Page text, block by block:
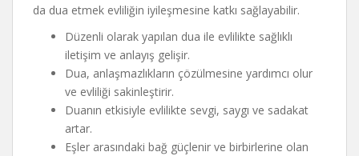
da dua etmek evliliğin iyileşmesine katkı sağlayabilir.
Düzenli olarak yapılan dua ile evlilikte sağlıklı
iletişim ve anlayış gelişir.
Dua, anlaşmazlıkların çözülmesine yardımcı olur
ve evliliği sakinleştirir.
Duanın etkisiyle evlilikte sevgi, saygı ve sadakat
artar.
Eşler arasındaki bağ güçlenir ve birbirlerine olan